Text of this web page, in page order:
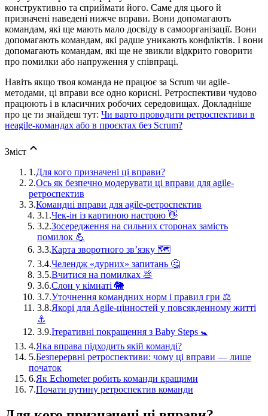
конструктивно та сприймати його. Саме для цього й
призначені наведені нижче вправи. Вони допомагають
командам, які ще мають мало досвіду в самоорганізації. Вони
допомагають командам, які радше уникають конфліктів. І вони
допомагають командам, які ще не звикли відкрито говорити
про помилки або напруження у співпраці.
Навіть якщо твоя команда не працює за Scrum чи agile-
методами, ці вправи все одно корисні. Ретроспективи чудово
працюють і в класичних робочих середовищах. Докладніше
про це ти знайдеш тут: Чи варто проводити ретроспективи в
неagile-командах або в проєктах без Scrum?
Зміст
1.Для кого призначені ці вправи?
2.Ось як безпечно модерувати ці вправи для agile-
ретроспектив
3.Командні вправи для agile-ретроспектив
3.1.Чек-ін із картиною настрою 👋
3.2.Зосередження на сильних сторонах замість
помилок 💪
3.3.Карта зворотного зв’язку 🗺️
3.4.Челендж «дурних» запитань 🤔
3.5.Вчитися на помилках 💩
3.6.Слон у кімнаті 🐘
3.7.Уточнення командних норм і правил гри ⚖️
3.8.Якорі для Agile-цінностей у повсякденному житті
⚓️
3.9.Ітеративні покращення з Baby Steps 🚼
4.Яка вправа підходить якій команді?
5.Безперервні ретроспективи: чому ці вправи — лише
початок
6.Як Echometer робить команди кращими
7.Почати рутину ретроспектив команди